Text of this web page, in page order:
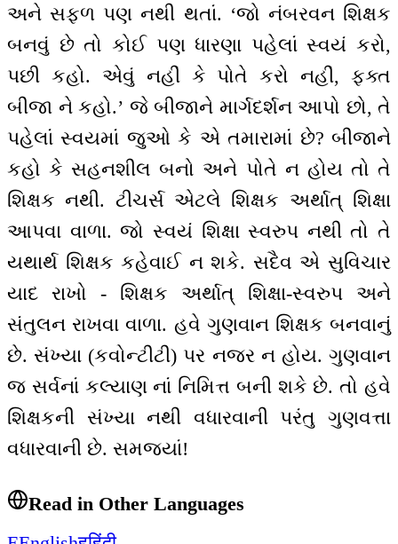
અને સફળ પણ નથી થતાં. ‘જો નંબરવન શિક્ષક
બનવું છે તો કોઈ પણ ધારણા પહેલાં સ્વયં કરો,
પછી કહો. એવું નહીં કે પોતે કરો નહીં, ફક્ત
બીજા ને કહો.’ જે બીજાને માર્ગદર્શન આપો છો, તે
પહેલાં સ્વયમાં જુઓ કે એ તમારામાં છે? બીજાને
કહો કે સહનશીલ બનો અને પોતે ન હોય તો તે
શિક્ષક નથી. ટીચર્સ એટલે શિક્ષક અર્થાત્ શિક્ષા
આપવા વાળા. જો સ્વયં શિક્ષા સ્વરુપ નથી તો તે
યથાર્થ શિક્ષક કહેવાઈ ન શકે. સદૈવ એ સુવિચાર
યાદ રાખો - શિક્ષક અર્થાત્ શિક્ષા-સ્વરુપ અને
સંતુલન રાખવા વાળા. હવે ગુણવાન શિક્ષક બનવાનું
છે. સંખ્યા (કવોન્ટીટી) પર નજર ન હોય. ગુણવાન
જ સર્વનાં કલ્યાણ નાં નિમિત્ત બની શકે છે. તો હવે
શિક્ષકની સંખ્યા નથી વધારવાની પરંતુ ગુણવત્તા
વધારવાની છે. સમજ્યાં!
Read in Other Languages